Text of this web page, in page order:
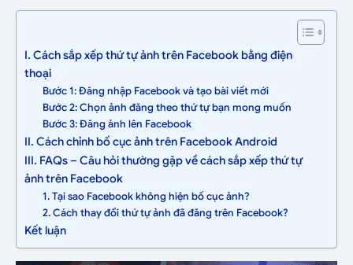
I. Cách sắp xếp thứ tự ảnh trên Facebook bằng điện
thoại
Bước 1: Đăng nhập Facebook và tạo bài viết mới
Bước 2: Chọn ảnh đăng theo thứ tự bạn mong muốn
Bước 3: Đăng ảnh lên Facebook
II. Cách chỉnh bố cục ảnh trên Facebook Android
III. FAQs – Câu hỏi thường gặp về cách sắp xếp thứ tự
ảnh trên Facebook
1. Tại sao Facebook không hiện bố cục ảnh?
2. Cách thay đổi thứ tự ảnh đã đăng trên Facebook?
Kết luận